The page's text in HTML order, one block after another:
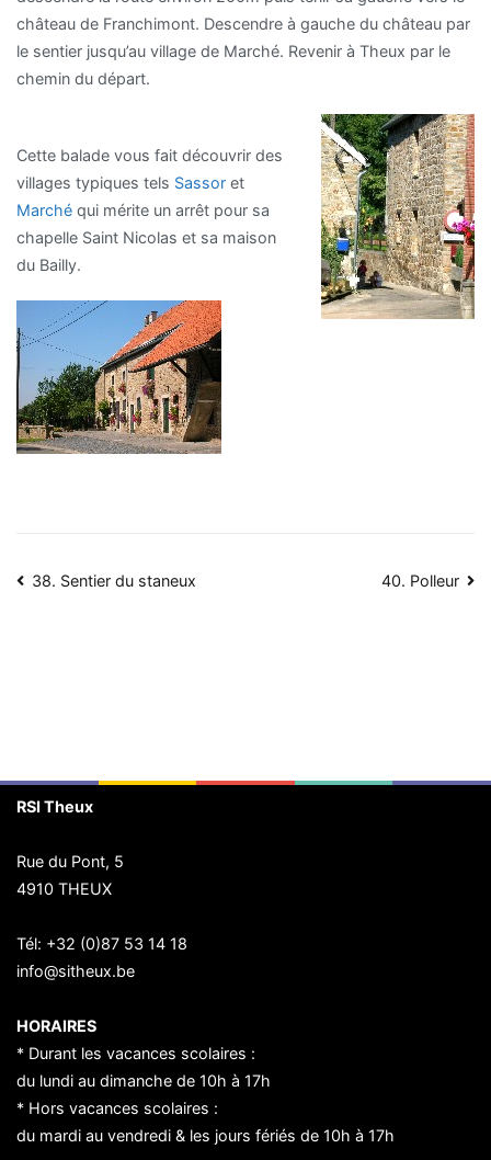
château de Franchimont. Descendre à gauche du château par
le sentier jusqu’au village de Marché. Revenir à Theux par le
chemin du départ.
Cette balade vous fait découvrir des
villages typiques tels Sassor et
Marché qui mérite un arrêt pour sa
chapelle Saint Nicolas et sa maison
du Bailly.
Navigation
38. Sentier du staneux 40. Polleur
RSI Theux
Rue du Pont, 5
4910 THEUX
Tél: +32 (0)87 53 14 18
info@sitheux.be
HORAIRES
* Durant les vacances scolaires :
du lundi au dimanche de 10h à 17h
* Hors vacances scolaires :
du mardi au vendredi & les jours fériés de 10h à 17h